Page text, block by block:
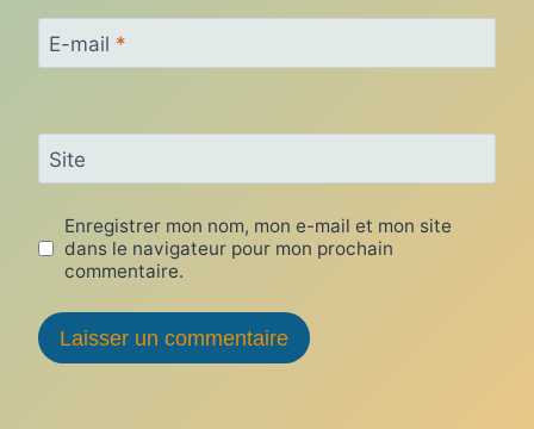
E-mail *
Site
Enregistrer mon nom, mon e-mail et mon site
dans le navigateur pour mon prochain
commentaire.